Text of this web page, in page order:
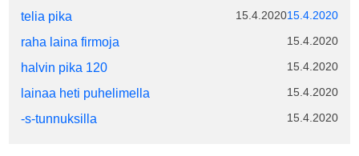
15.4.2020
telia pika 15.4.2020
raha laina firmoja 15.4.2020
halvin pika 120 15.4.2020
lainaa heti puhelimella 15.4.2020
-s-tunnuksilla 15.4.2020